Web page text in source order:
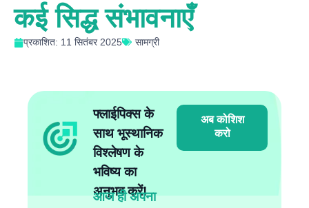
कई सिद्ध संभावनाएँ
प्रकाशित: 11 सितंबर 2025 सामग्री
फ्लाईपिक्स के
साथ भूस्थानिक
विश्लेषण के
भविष्य का
अनुभव करें!
आज ही अपना
अब कोशिश
करो